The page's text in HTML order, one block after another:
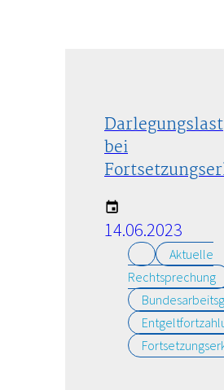
Darlegungslast
bei
14.06.2023
Aktuelle
Rechtsprechung